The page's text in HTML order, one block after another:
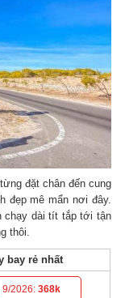
đặt chân đến cung
đẹp mê mẩn nơi đây.
chạy dài tít tắp tới tận
thôi.
bay rẻ nhất
9/2026:368k